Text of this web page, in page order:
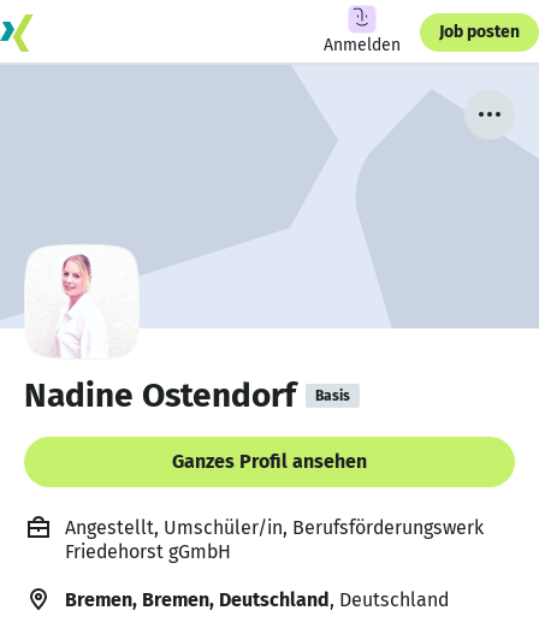
Anmelden
Job posten
Nadine Ostendorf Basis
Ganzes Profil ansehen
Angestellt, Umschüler/in, Berufsförderungswerk
Friedehorst gGmbH
Bremen, Bremen, Deutschland, Deutschland